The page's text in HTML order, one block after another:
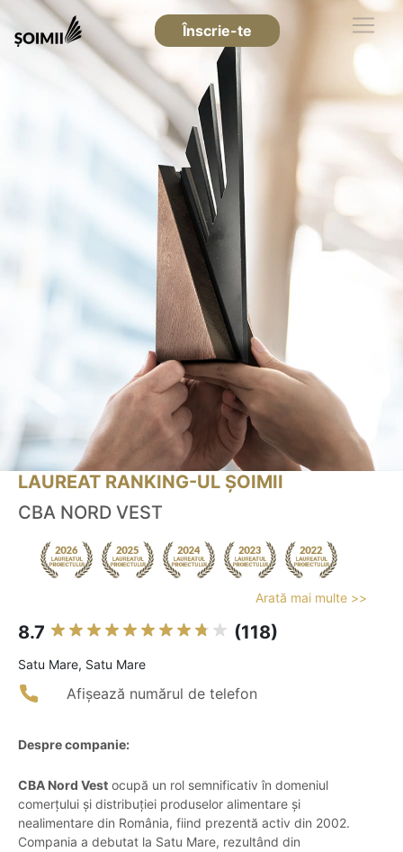
Înscrie-te
LAUREAT RANKING-UL ȘOIMII
CBA NORD VEST
Arată mai multe >>
8.7 (118)
Satu Mare, Satu Mare
Afișează numărul de telefon
Despre companie:
CBA Nord Vest ocupă un rol semnificativ în domeniul
comerțului și distribuției produselor alimentare și
nealimentare din România, fiind prezentă activ din 2002.
Compania a debutat la Satu Mare, rezultând din